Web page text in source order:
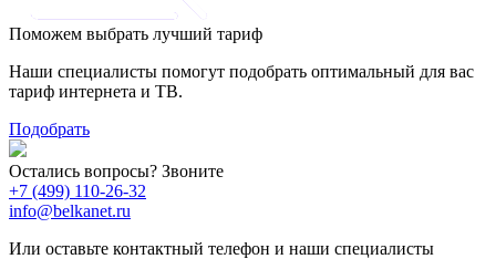
Поможем выбрать лучший тариф
Наши специалисты помогут подобрать оптимальный для вас
тариф интернета и ТВ.
Подобрать
Остались вопросы? Звоните
+7 (499) 110-26-32
info@belkanet.ru
Или оставьте контактный телефон и наши специалисты